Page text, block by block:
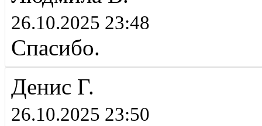
26.10.2025 23:48
Спасибо.
Денис Г.
26.10.2025 23:50